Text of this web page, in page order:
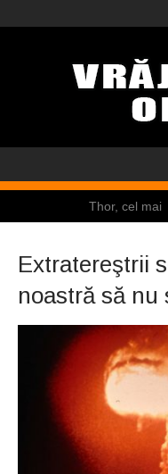
Thor, cel mai
El Tio
Mamona
Pincoya
Nicolas
obligat să
un craniu de
dinozaur
Extratereştrii
noastră să nu